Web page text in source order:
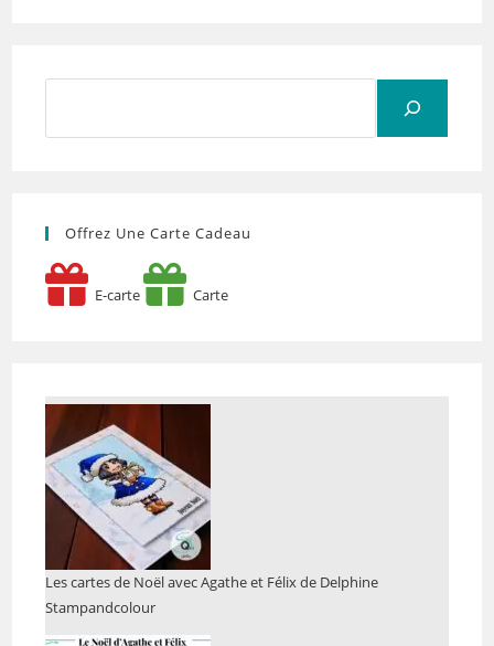
Offrez Une Carte Cadeau
E-carte Carte
Les cartes de Noël avec Agathe et Félix de Delphine
Stampandcolour